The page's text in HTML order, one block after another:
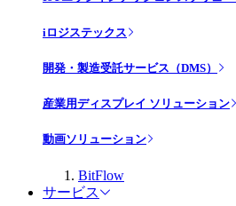
iロジステックス
開発・製造受託サービス（DMS）
産業用ディスプレイ ソリューション
動画ソリューション
BitFlow
サービス